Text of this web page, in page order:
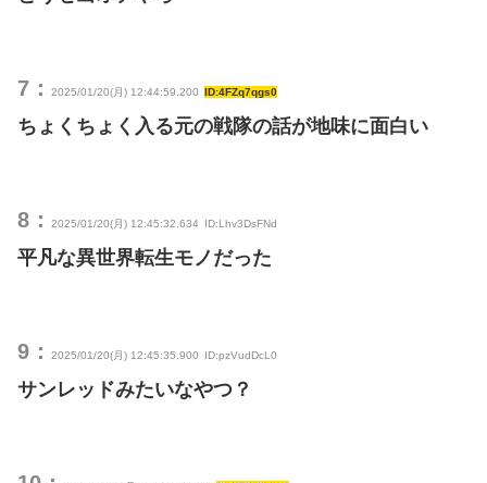
7： 2025/01/20(月) 12:44:59.200 ID:4FZq7qgs0
ちょくちょく入る元の戦隊の話が地味に面白い
8： 2025/01/20(月) 12:45:32.634 ID:Lhv3DsFNd
平凡な異世界転生モノだった
9： 2025/01/20(月) 12:45:35.900 ID:pzVudDcL0
サンレッドみたいなやつ？